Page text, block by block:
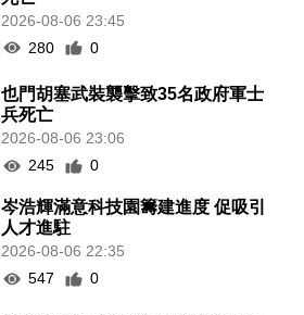
2026-08-06 23:45
280
0
也門胡塞武裝襲擊致35名政府軍士
兵死亡
2026-08-06 23:06
245
0
岑浩輝滿意科技園籌建進度 促吸引
人才進駐
2026-08-06 22:35
547
0